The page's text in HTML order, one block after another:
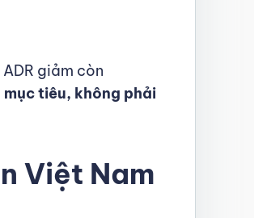
giảm còn
mục tiêu, không phải
Việt Nam